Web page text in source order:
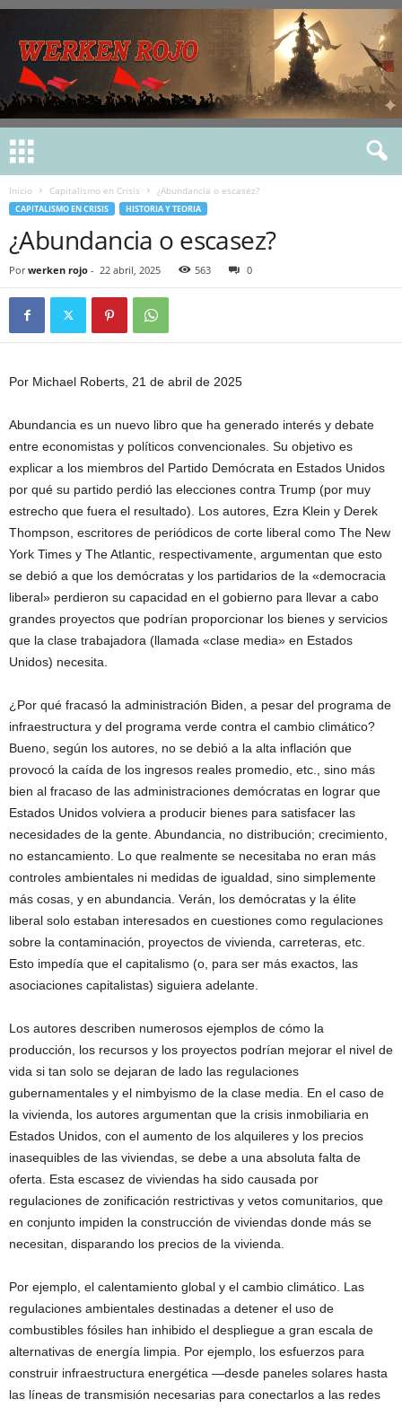
Inicio Capitalismo en Crisis ¿Abundancia o escasez?
CAPITALISMO EN CRISIS HISTORIA Y TEORIA
¿Abundancia o escasez?
Por werken rojo - 22 abril, 2025 563 0
Por Michael Roberts, 21 de abril de 2025
Abundancia es un nuevo libro que ha generado interés y debate
entre economistas y políticos convencionales. Su objetivo es
explicar a los miembros del Partido Demócrata en Estados Unidos
por qué su partido perdió las elecciones contra Trump (por muy
estrecho que fuera el resultado). Los autores, Ezra Klein y Derek
Thompson, escritores de periódicos de corte liberal como The New
York Times y The Atlantic, respectivamente, argumentan que esto
se debió a que los demócratas y los partidarios de la «democracia
liberal» perdieron su capacidad en el gobierno para llevar a cabo
grandes proyectos que podrían proporcionar los bienes y servicios
que la clase trabajadora (llamada «clase media» en Estados
Unidos) necesita.
¿Por qué fracasó la administración Biden, a pesar del programa de
infraestructura y del programa verde contra el cambio climático?
Bueno, según los autores, no se debió a la alta inflación que
provocó la caída de los ingresos reales promedio, etc., sino más
bien al fracaso de las administraciones demócratas en lograr que
Estados Unidos volviera a producir bienes para satisfacer las
necesidades de la gente. Abundancia, no distribución; crecimiento,
no estancamiento. Lo que realmente se necesitaba no eran más
controles ambientales ni medidas de igualdad, sino simplemente
más cosas, y en abundancia. Verán, los demócratas y la élite
liberal solo estaban interesados ​​en cuestiones como regulaciones
sobre la contaminación, proyectos de vivienda, carreteras, etc.
Esto impedía que el capitalismo (o, para ser más exactos, las
asociaciones capitalistas) siguiera adelante.
Los autores describen numerosos ejemplos de cómo la
producción, los recursos y los proyectos podrían mejorar el nivel de
vida si tan solo se dejaran de lado las regulaciones
gubernamentales y el nimbyismo de la clase media. En el caso de
la vivienda, los autores argumentan que la crisis inmobiliaria en
Estados Unidos, con el aumento de los alquileres y los precios
inasequibles de las viviendas, se debe a una absoluta falta de
oferta. Esta escasez de viviendas ha sido causada por
regulaciones de zonificación restrictivas y vetos comunitarios, que
en conjunto impiden la construcción de viviendas donde más se
necesitan, disparando los precios de la vivienda.
Por ejemplo, el calentamiento global y el cambio climático. Las
regulaciones ambientales destinadas a detener el uso de
combustibles fósiles han inhibido el despliegue a gran escala de
alternativas de energía limpia. Por ejemplo, los esfuerzos para
construir infraestructura energética —desde paneles solares hasta
las líneas de transmisión necesarias para conectarlos a las redes